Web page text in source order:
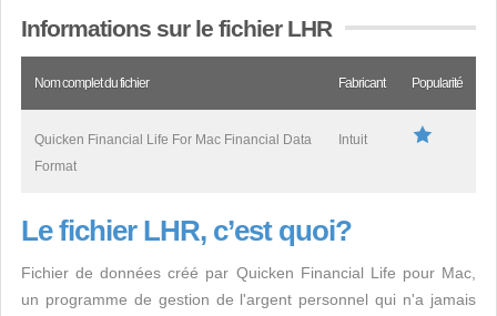
Informations sur le fichier LHR
Nom complet du fichier Fabricant Popularité
Quicken Financial Life For Mac Financial Data
Format
Intuit
Le fichier LHR, c’est quoi?
Fichier de données créé par Quicken Financial Life pour Mac,
un programme de gestion de l'argent personnel qui n'a jamais